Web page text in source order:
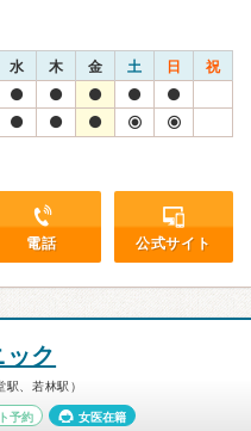
水 木 金 土 日 祝
電話 公式サイト
ク
、若林駅）
予約 女医在籍